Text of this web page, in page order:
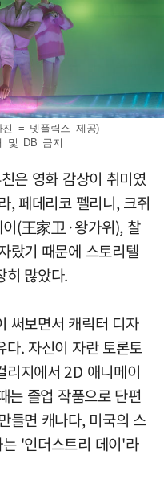
진 = 넷플릭스 제공)
및 DB 금지
은 영화 감상이 취미였
, 페데리코 펠리니, 크쥐
이(王家卫·왕가위), 찰
랐기 때문에 스토리텔
히 많았다.
써보면서 캐릭터 디자
다. 자신이 자란 토론토
리지에서 2D 애니메이
는 졸업 작품으로 단편
들면 캐나다, 미국의 스
'인더스트리 데이'라